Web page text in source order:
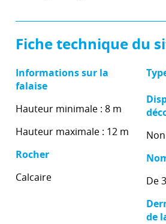
Fiche technique du
Informations sur la
falaise
Hauteur minimale : 8 m
Hauteur maximale : 12 m
Rocher
Calcaire
Non
De
de